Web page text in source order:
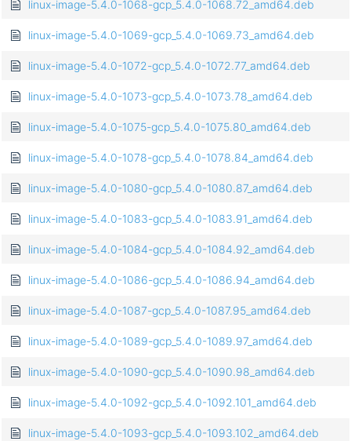
linux-image-5.4.0-1068-gcp_5.4.0-1068.72_amd64.deb
linux-image-5.4.0-1069-gcp_5.4.0-1069.73_amd64.deb
linux-image-5.4.0-1072-gcp_5.4.0-1072.77_amd64.deb
linux-image-5.4.0-1073-gcp_5.4.0-1073.78_amd64.deb
linux-image-5.4.0-1075-gcp_5.4.0-1075.80_amd64.deb
linux-image-5.4.0-1078-gcp_5.4.0-1078.84_amd64.deb
linux-image-5.4.0-1080-gcp_5.4.0-1080.87_amd64.deb
linux-image-5.4.0-1083-gcp_5.4.0-1083.91_amd64.deb
linux-image-5.4.0-1084-gcp_5.4.0-1084.92_amd64.deb
linux-image-5.4.0-1086-gcp_5.4.0-1086.94_amd64.deb
linux-image-5.4.0-1087-gcp_5.4.0-1087.95_amd64.deb
linux-image-5.4.0-1089-gcp_5.4.0-1089.97_amd64.deb
linux-image-5.4.0-1090-gcp_5.4.0-1090.98_amd64.deb
linux-image-5.4.0-1092-gcp_5.4.0-1092.101_amd64.deb
linux-image-5.4.0-1093-gcp_5.4.0-1093.102_amd64.deb